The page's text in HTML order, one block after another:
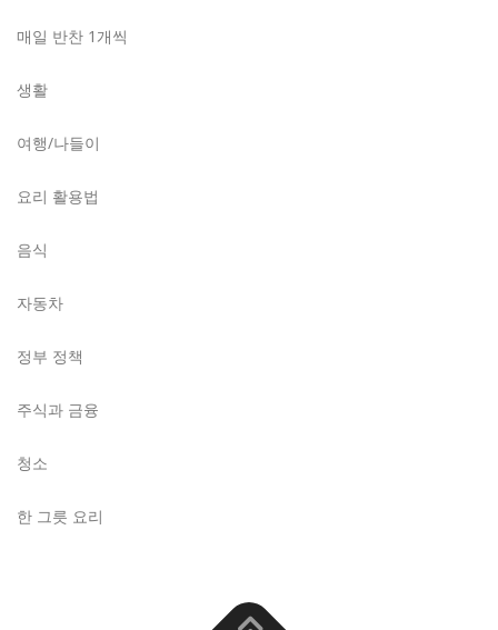
매일 반찬 1개씩
생활
여행/나들이
요리 활용법
음식
자동차
정부 정책
주식과 금융
청소
한 그릇 요리